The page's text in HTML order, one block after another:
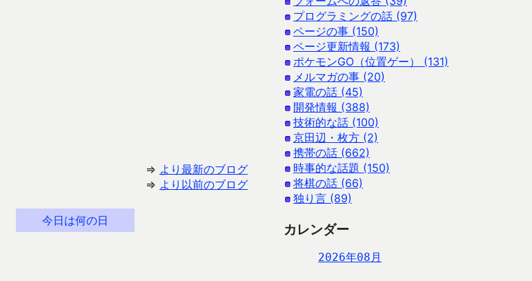
⇒ より最新のブログ
⇒ より以前のブログ
今日は何の日
プログラミングの話 (97)
ページの事 (150)
ページ更新情報 (173)
ポケモンGO（位置ゲー） (131)
メルマガの事 (20)
家電の話 (45)
開発情報 (388)
技術的な話 (100)
京田辺・枚方 (2)
携帯の話 (662)
時事的な話題 (150)
将棋の話 (66)
独り言 (89)
カレンダー
2026年08月